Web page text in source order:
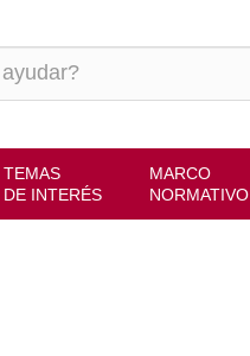
TEMAS
DE INTERÉS
MARCO
NORMATIVO